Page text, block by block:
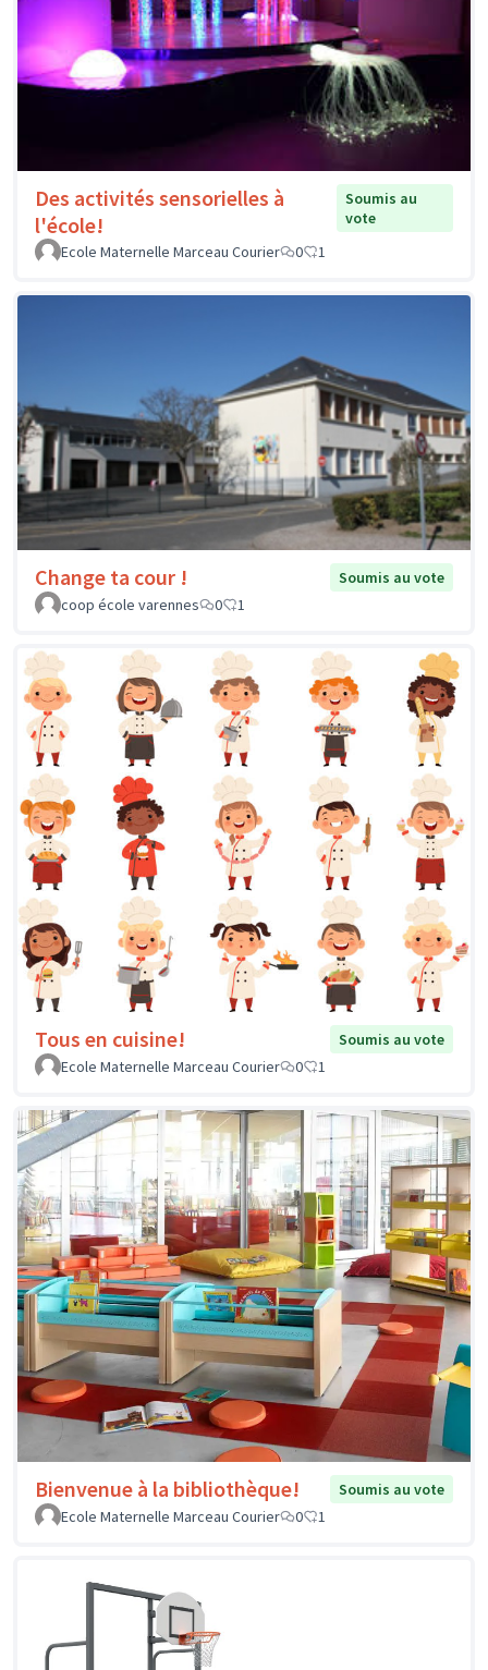
Des activités sensorielles à
l'école!
Soumis au
vote
Ecole Maternelle Marceau Courier
0 1
Change ta cour !
Soumis au vote
coop école varennes
0 1
Tous en cuisine!
Soumis au vote
Ecole Maternelle Marceau Courier
0 1
Bienvenue à la bibliothèque!
Soumis au vote
Ecole Maternelle Marceau Courier
0 1